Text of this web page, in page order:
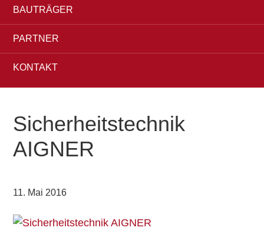
BAUTRÄGER
PARTNER
KONTAKT
Sicherheitstechnik
AIGNER
11. Mai 2016